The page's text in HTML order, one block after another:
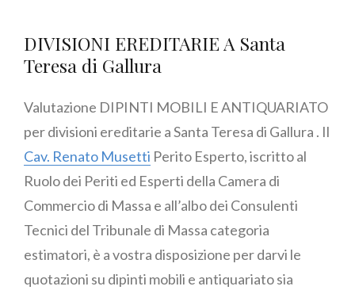
DIVISIONI EREDITARIE A Santa
Teresa di Gallura
Valutazione DIPINTI MOBILI E ANTIQUARIATO
per divisioni ereditarie a Santa Teresa di Gallura . Il
Cav. Renato Musetti Perito Esperto, iscritto al
Ruolo dei Periti ed Esperti della Camera di
Commercio di Massa e all’albo dei Consulenti
Tecnici del Tribunale di Massa categoria
estimatori, è a vostra disposizione per darvi le
quotazioni su dipinti mobili e antiquariato sia